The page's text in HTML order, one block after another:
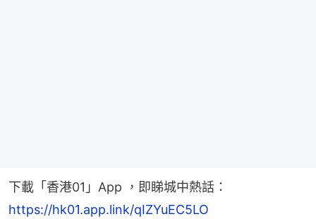
下載「香港01」App ，即睇城中熱話：
https://hk01.app.link/qIZYuEC5LO